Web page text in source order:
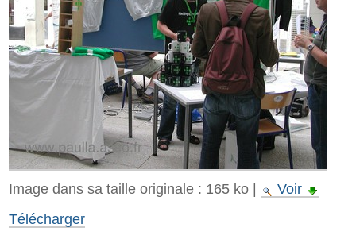
Image dans sa taille originale : 165 ko|
Voir
Télécharger